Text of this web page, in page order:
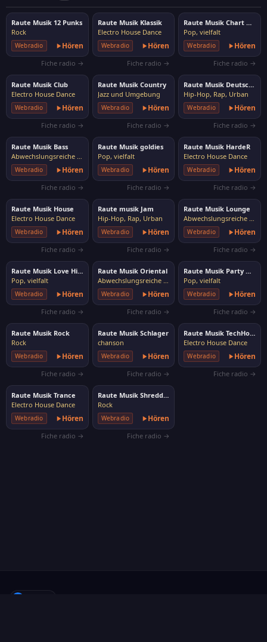
Raute Musik 12 Punks
Rock
Webradio Hören
Fiche radio →
Raute Musik Klassik
Electro House Dance
Webradio Hören
Fiche radio →
Raute Musik Chart Hits
Pop, vielfalt
Webradio Hören
Fiche radio →
Raute Musik Club
Electro House Dance
Webradio Hören
Fiche radio →
Raute Musik Country
Jazz und Umgebung
Webradio Hören
Fiche radio →
Raute Musik Deutsch Rap
Hip-Hop, Rap, Urban
Webradio Hören
Fiche radio →
Raute Musik Bass
Abwechslungsreiche Musik
Webradio Hören
Fiche radio →
Raute Musik goldies
Pop, vielfalt
Webradio Hören
Fiche radio →
Raute Musik HardeR
Electro House Dance
Webradio Hören
Fiche radio →
Raute Musik House
Electro House Dance
Webradio Hören
Fiche radio →
Raute musik Jam
Hip-Hop, Rap, Urban
Webradio Hören
Fiche radio →
Raute Musik Lounge
Abwechslungsreiche Musik
Webradio Hören
Fiche radio →
Raute Musik Love Hits
Pop, vielfalt
Webradio Hören
Fiche radio →
Raute Musik Oriental
Abwechslungsreiche Musik
Webradio Hören
Fiche radio →
Raute Musik Party Hits
Pop, vielfalt
Webradio Hören
Fiche radio →
Raute Musik Rock
Rock
Webradio Hören
Fiche radio →
Raute Musik Schlager
chanson
Webradio Hören
Fiche radio →
Raute Musik TechHouse
Electro House Dance
Webradio Hören
Fiche radio →
Raute Musik Trance
Electro House Dance
Webradio Hören
Fiche radio →
Raute Musik Shredded
Rock
Webradio Hören
Fiche radio →